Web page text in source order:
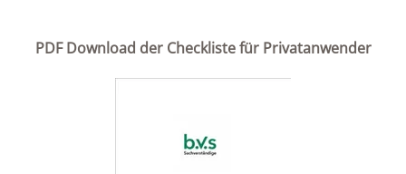
PDF Download der Checkliste für Privatanwender